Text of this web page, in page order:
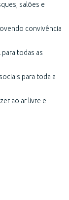
salões e
convivência
todas as
para toda a
ao ar livre e